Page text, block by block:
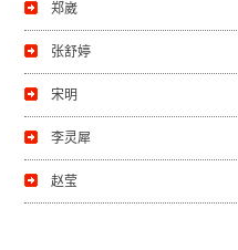
郑崴
张舒婷
宋明
李灵犀
赵莹